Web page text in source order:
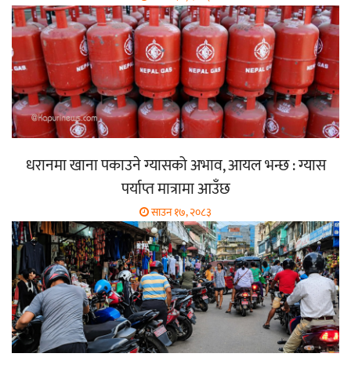
धरानमा खाना पकाउने ग्यासको अभाव, आयल भन्छ : ग्यास
पर्याप्त मात्रामा आउँछ
साउन १७, २०८३